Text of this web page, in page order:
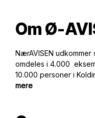
Om Ø-
NærAVISEN
omdeles i 4.000
10.000 personer i
mere